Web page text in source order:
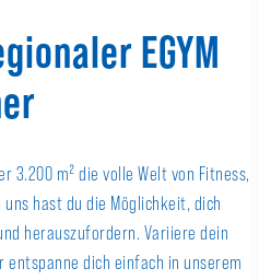
EGYM
3.200 m² die volle Welt von Fitness,
uns hast du die Möglichkeit, dich
herauszufordern. Variiere dein
entspanne dich einfach in unserem